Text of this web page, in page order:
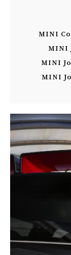
MINI
MINI
MINI
MINI